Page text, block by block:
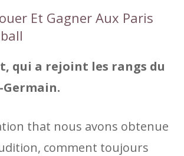
Et Gagner Aux Paris
qui a rejoint les rangs du
that nous avons obtenue
comment toujours